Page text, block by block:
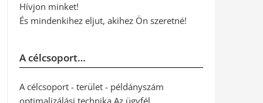
Hívjon minket!
És mindenkihez eljut, akihez Ön szeretné!
A célcsoport…
A célcsoport - terület - példányszám
optimalizálási technika Az ügyfél